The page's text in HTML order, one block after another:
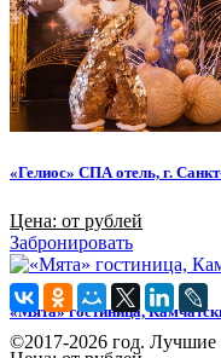
«Гелиос» СПА отель, г.
Цена: от рублей
Забронировать
«Мята» гостиница,
©2017-2026 год. Лучшие